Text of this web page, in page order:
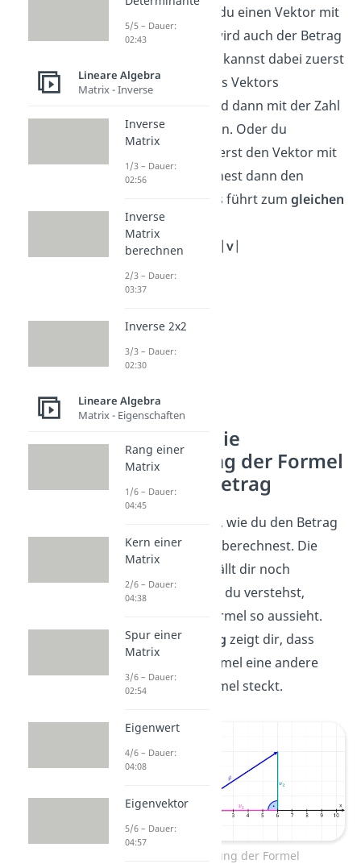
Multiplizierst du einen Vektor mit
einer Zahl
, wird auch der Betrag
verändert. Du kannst dabei zuerst
den Betrag des Vektors
berechnen und dann mit der Zahl
kmultiplizieren. Oder du
multiplizierst erst den Vektor mit
kund berechnest dann den
Betrag. Beides führt zum gleichen
Ergebnis
|k·v| = | | · |v|
So geht die
Herleitung der Formel
für den Betrag
Du weißt jetzt, wie du den Betrag
eines Vektors berechnest. Die
Anwendung fällt dir noch
leichter, wenn du verstehst,
warum die Formel so aussieht.
DieHerleitung zeigt dir, dass
hinter der Formel eine andere
bekannte Formel steckt.
Herleitung der Formel
5/5 – Dauer:
02:43
Lineare Algebra
Matrix - Inverse
Inverse
Matrix
1/3 – Dauer:
02:56
Inverse
Matrix
berechnen
2/3 – Dauer:
03:37
Inverse 2x2
3/3 – Dauer:
02:30
Lineare Algebra
Matrix - Eigenschaften
Rang einer
Matrix
1/6 – Dauer:
04:45
Kern einer
Matrix
2/6 – Dauer:
04:38
Spur einer
Matrix
3/6 – Dauer:
02:54
Eigenwert
4/6 – Dauer:
04:08
Eigenvektor
5/6 – Dauer:
04:57